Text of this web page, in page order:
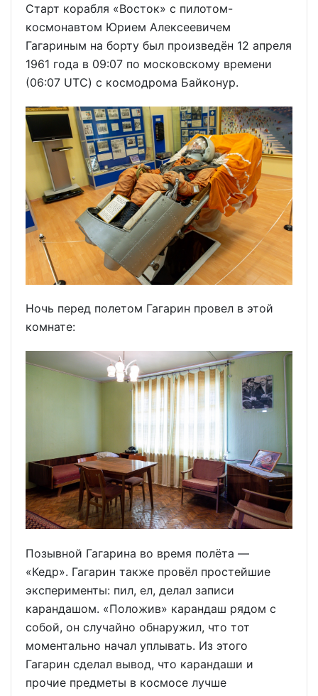
Старт корабля «Восток» с пилотом-
космонавтом Юрием Алексеевичем
Гагариным на борту был произведён 12 апреля
1961 года в 09:07 по московскому времени
(06:07 UTC) с космодрома Байконур.
Ночь перед полетом Гагарин провел в этой
комнате:
Позывной Гагарина во время полёта —
«Кедр». Гагарин также провёл простейшие
эксперименты: пил, ел, делал записи
карандашом. «Положив» карандаш рядом с
собой, он случайно обнаружил, что тот
моментально начал уплывать. Из этого
Гагарин сделал вывод, что карандаши и
прочие предметы в космосе лучше